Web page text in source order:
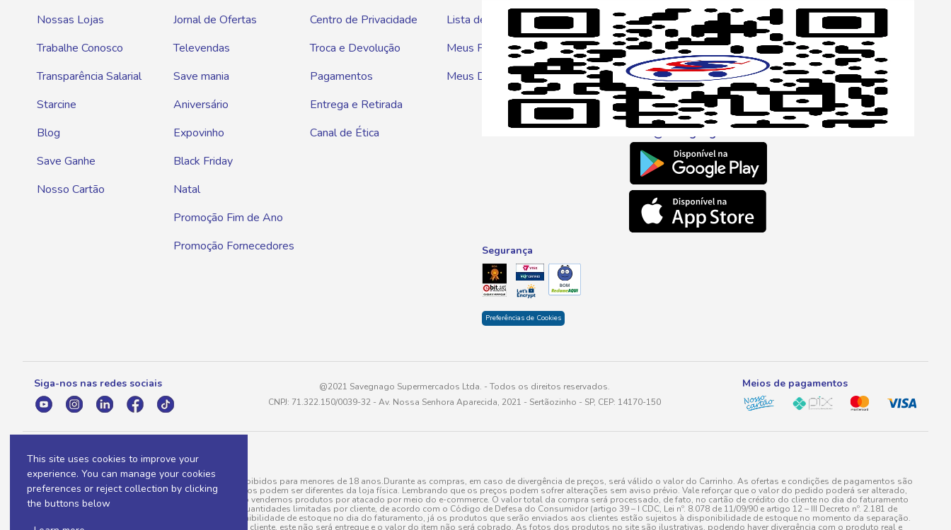
This site uses cookies to improve your
experience. You can manage your cookies
preferences or reject collection by clicking
the buttons below
Nossas Lojas
Trabalhe Conosco
Transparência Salarial
Starcine
Blog
Save Ganhe
Nosso Cartão
Jornal de Ofertas
Televendas
Save mania
Aniversário
Expovinho
Black Friday
Natal
Promoção Fim de Ano
Promoção Fornecedores
Centro de Privacidade
Troca e Devolução
Pagamentos
Entrega e Retirada
Canal de Ética
Lista de Compras
Meus Pedidos
Meus Descontos
WhatsApp
Telefone
0800 016 6680
E-mail
atendimento@savegnago.com.br
Segurança
Preferências de Cookies
Siga-nos nas redes sociais
@2021 Savegnago Supermercados Ltda. - Todos os direitos reservados.
CNPJ: 71.322.150/0039-32 - Av. Nossa Senhora Aparecida, 2021 - Sertãozinho - SP, CEP: 14170-150
Meios de pagamentos
A venda e o consumo de bebidas alcoólicas são proibidos para menores de 18 anos.Durante as compras, em caso de divergência de preços, será válido o valor do Carrinho. As ofertas e condições de pagamentos são
válidas para a loja eletrônica, sendo que seus preços podem ser diferentes da loja física. Lembrando que os preços podem sofrer alterações sem aviso prévio. Vale reforçar que o valor do pedido poderá ser alterado,
para menos, por conta de produtos variáveis; e não vendemos produtos por atacado por meio do e-commerce. O valor total da compra será processado, de fato, no cartão de crédito do cliente no dia do faturamento
do pedido. Produtos em promoção possuem quantidades limitadas por cliente, de acordo com o Código de Defesa do Consumidor (artigo 39 – I CDC, Lei nº. 8.078 de 11/09/90 e artigo 12 – III Decreto nº. 2.181 de
20/03/97). A venda está diretamente ligada à disponibilidade de estoque no dia do faturamento, já os produtos que serão enviados aos clientes estão sujeitos à disponibilidade de estoque no momento da separação.
Caso algum produto venha a faltar no pedido do cliente, este não será entregue e o valor do item não será cobrado. As fotos dos produtos no site são ilustrativas, podendo haver divergência com o produto real e